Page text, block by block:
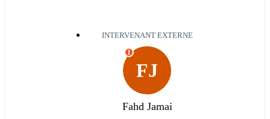
INTERVENANT EXTERNE
FJ
I
Fahd Jamai